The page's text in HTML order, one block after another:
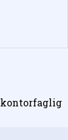
kontorfaglig